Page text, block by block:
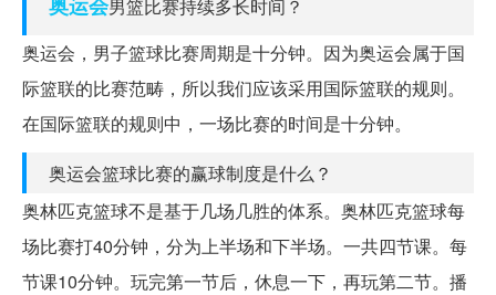
男篮比赛持续多长时间？
奥运会，男子篮球比赛周期是十分钟。因为奥运会属于国
际篮联的比赛范畴，所以我们应该采用国际篮联的规则。
在国际篮联的规则中，一场比赛的时间是十分钟。
奥运会篮球比赛的赢球制度是什么？
奥林匹克篮球不是基于几场几胜的体系。奥林匹克篮球每
场比赛打40分钟，分为上半场和下半场。一共四节课。每
节课10分钟。玩完第一节后，休息一下，再玩第二节。播